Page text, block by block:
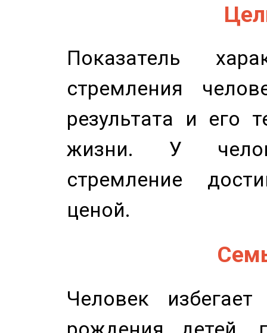
Показатель
стремления
результата и его
жизни. У
стремление
ценой.
Человек